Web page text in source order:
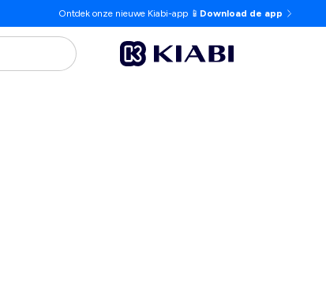
Ontdek onze nieuwe Kiabi-app 📱 Download de app